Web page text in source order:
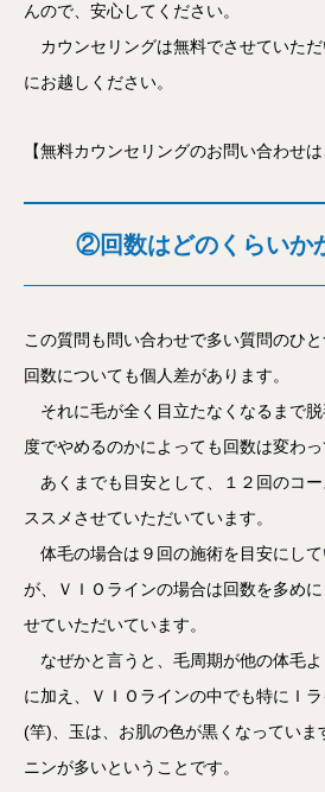
んので、安心してください。
カウンセリングは無料でさせていた
にお越しください。
【無料カウンセリングのお問い合わせは
②回数はどのくらいか
この質問も問い合わせで多い質問のひと
回数についても個人差があります。
それに毛が全く目立たなくなるまで
度でやめるのかによっても回数は変わっ
あくまでも目安として、１２回のコ
ススメさせていただいています。
体毛の場合は９回の施術を目安にし
が、ＶＩＯラインの場合は回数を多め
せていただいています。
なぜかと言うと、毛周期が他の体毛
に加え、ＶＩＯラインの中でも特にＩ
(竿)、玉は、お肌の色が黒くなっていま
ニンが多いということです。